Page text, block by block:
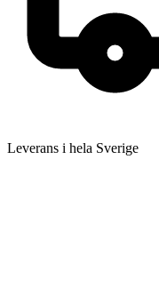
Leverans i hela Sverige